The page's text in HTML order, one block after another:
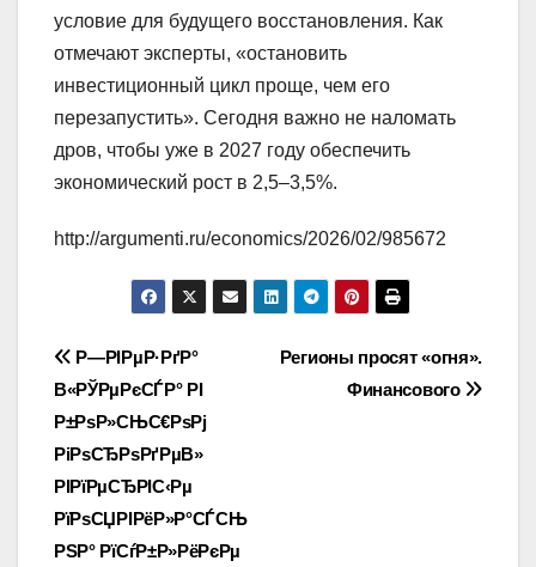
условие для будущего восстановления. Как
отмечают эксперты, «остановить
инвестиционный цикл проще, чем его
перезапустить». Сегодня важно не наломать
дров, чтобы уже в 2027 году обеспечить
экономический рост в 2,5–3,5%.
http://argumenti.ru/economics/2026/02/985672
Навигация
по
записям
Регионы просят «огня».
Финансового
Р—РІРµР·РґР°
В«РЎРµРєСЃР° РІ
Р±РѕР»СЊС€РѕРј
РіРѕСЂРѕРґРµВ»
РІРїРµСЂРІС‹Рµ
РїРѕСЏРІРёР»Р°СЃСЊ
РЅР° РїСѓР±Р»РёРєРµ